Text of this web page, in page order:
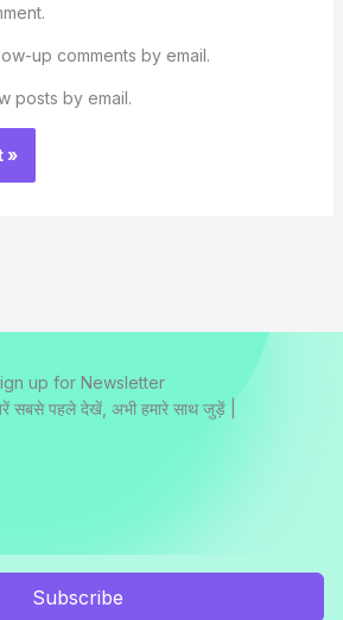
up comments by email.
posts by email.
up for Newsletter
सबसे पहले देखें, अभी हमारे साथ जुड़ें |
Subscribe